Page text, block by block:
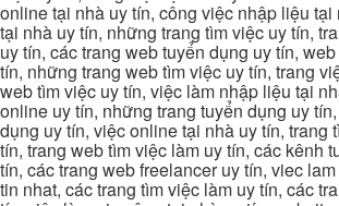
online tại nhà uy tín, công việc nhập liệu
tại nhà uy tín, những trang tìm việc uy tín,
uy tín, các trang web tuyển dụng uy tín,
tín, những trang web tìm việc uy tín, trang
web tìm việc uy tín, việc làm nhập liệu tại
online uy tín, những trang tuyển dụng uy
dụng uy tín, việc online tại nhà uy tín, trang
tín, trang web tìm việc làm uy tín, các kênh
tín, các trang web freelancer uy tín, viec
tin nhat, các trang tìm việc làm uy tín, các